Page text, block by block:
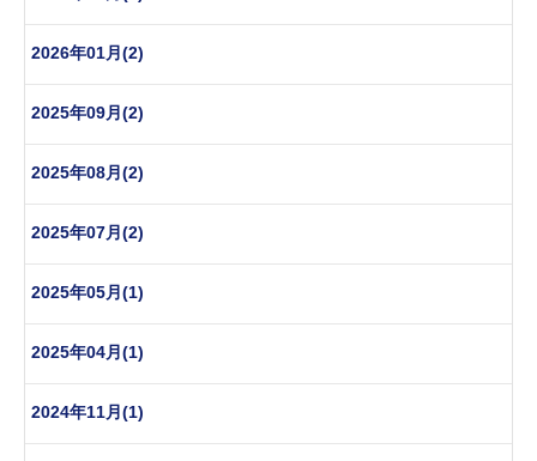
2026年01月(2)
2025年09月(2)
2025年08月(2)
2025年07月(2)
2025年05月(1)
2025年04月(1)
2024年11月(1)